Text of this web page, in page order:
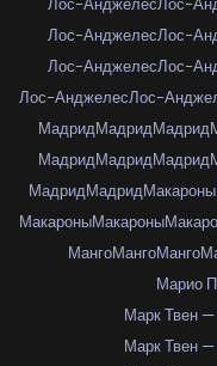
Лос-АнджелесЛос-
Лос-АнджелесЛос-
Лос-АнджелесЛос-
Лос-АнджелесЛос-
МадридМадридМадрид
МадридМадридМадрид
МадридМадридМакароны
МакароныМакароны
МангоМангоМанго
Марио
Марк Твен
Марк Твен